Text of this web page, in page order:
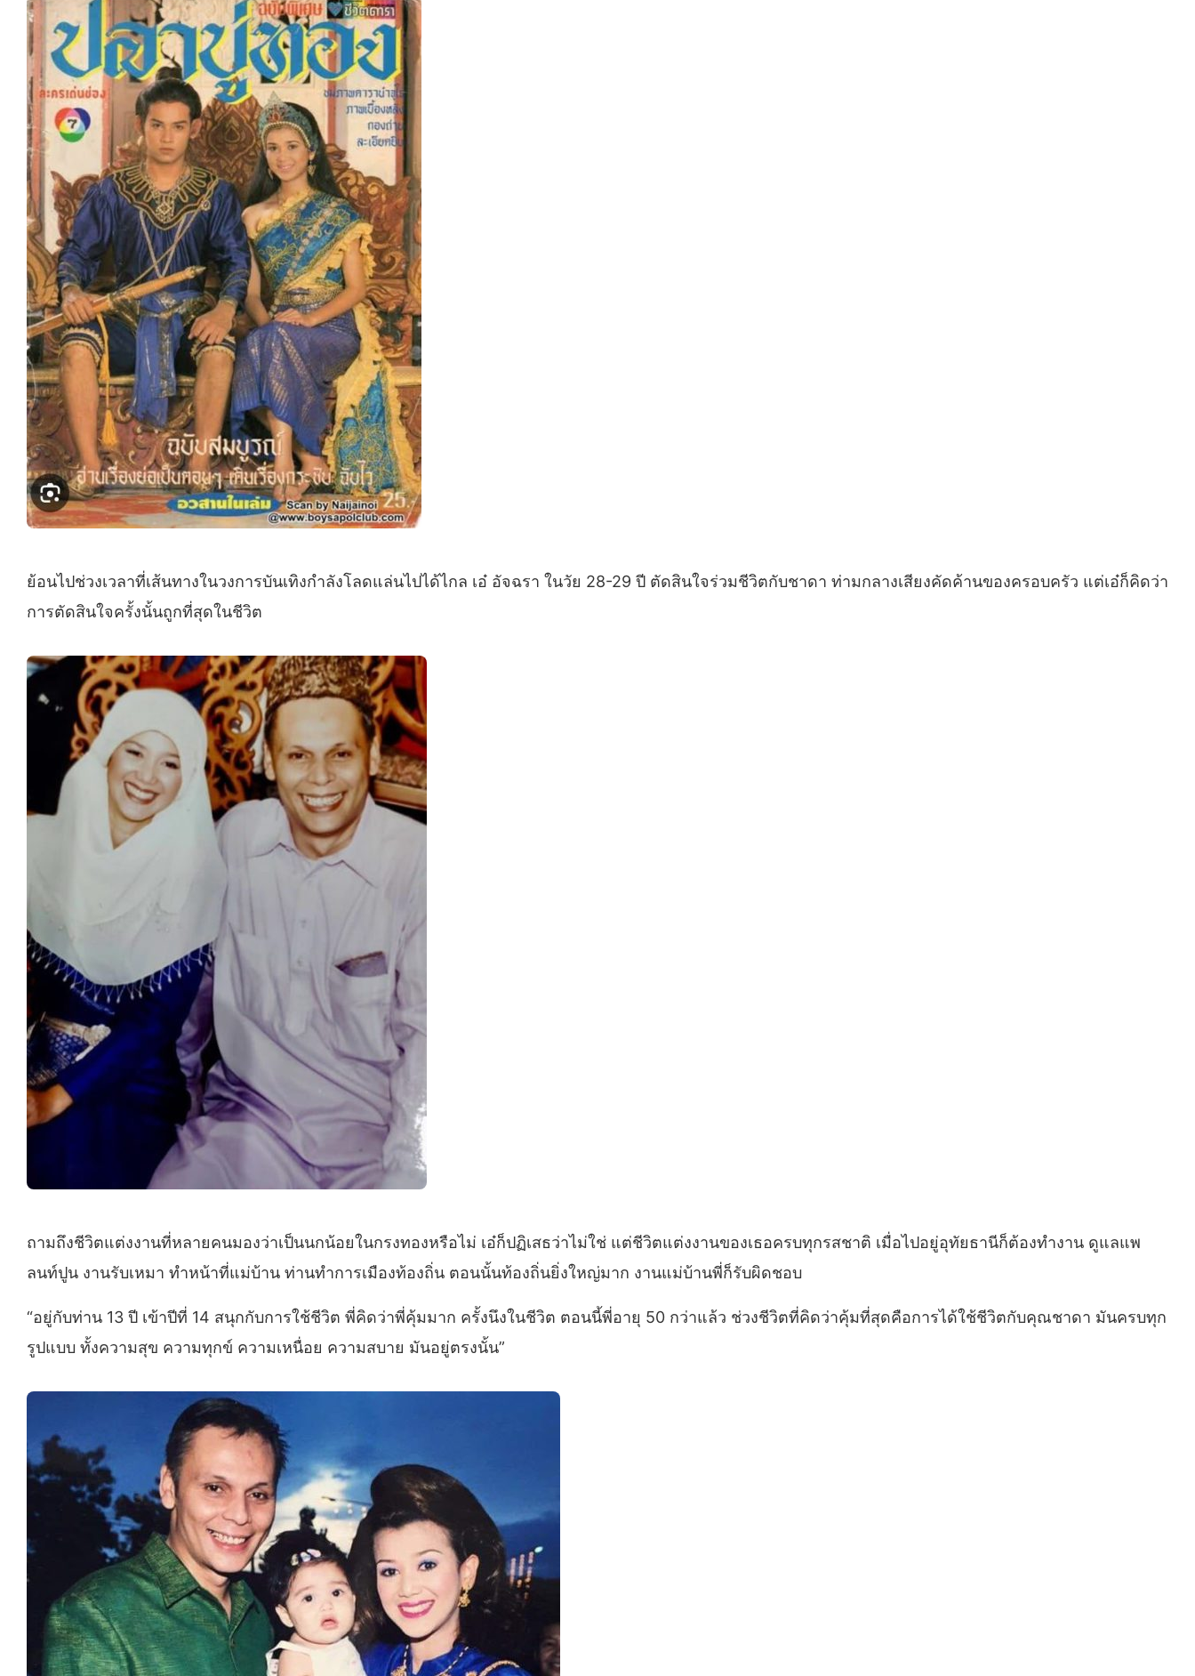
ย้อนไปช่วงเวลาที่เส้นทางในวงการบันเทิงกำลังโลดแล่นไปได้ไกล เอ๋ อัจฉรา ในวัย 28-29 ปี ตัดสินใจร่วมชีวิตกับชาดา ท่ามกลางเสียงคัดค้านของครอบครัว แต่เอ๋ก็คิดว่า
การตัดสินใจครั้งนั้นถูกที่สุดในชีวิต
ถามถึงชีวิตแต่งงานที่หลายคนมองว่าเป็นนกน้อยในกรงทองหรือไม่ เอ๋ก็ปฏิเสธว่าไม่ใช่ แต่ชีวิตแต่งงานของเธอครบทุกรสชาติ เมื่อไปอยู่อุทัยธานีก็ต้องทำงาน ดูแลแพ
ลนท์ปูน งานรับเหมา ทำหน้าที่แม่บ้าน ท่านทำการเมืองท้องถิ่น ตอนนั้นท้องถิ่นยิ่งใหญ่มาก งานแม่บ้านพี่ก็รับผิดชอบ
“อยู่กับท่าน 13 ปี เข้าปีที่ 14 สนุกกับการใช้ชีวิต พี่คิดว่าพี่คุ้มมาก ครั้งนึงในชีวิต ตอนนี้พี่อายุ 50 กว่าแล้ว ช่วงชีวิตที่คิดว่าคุ้มที่สุดคือการได้ใช้ชีวิตกับคุณชาดา มันครบทุก
รูปแบบ ทั้งความสุข ความทุกข์ ความเหนื่อย ความสบาย มันอยู่ตรงนั้น”